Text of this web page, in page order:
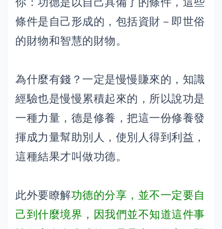
條件是自己形成的，包括資財－即世俗
的財物和智慧的財物。
為什麼有錢？一定是慢慢賺來的，知識
經驗也是慢慢累積起來的，所以說功是
一種力量，德是修養，把這一份修養發
揮成力量幫助別人，使別人得到利益，
這種結果才叫做功德。
此外要瞭解功德的分享，並不一定要自
己到什麼境界，因我們並不知道這件事